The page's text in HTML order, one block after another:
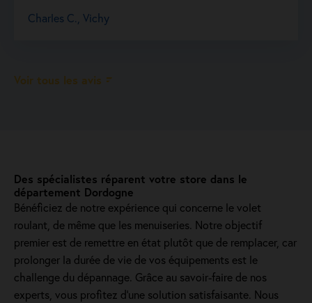
Des spécialistes réparent votre store dans le
département Dordogne
Bénéficiez de notre expérience qui concerne le volet
roulant, de même que les menuiseries. Notre objectif
premier est de remettre en état plutôt que de remplacer, car
prolonger la durée de vie de vos équipements est le
challenge du dépannage. Grâce au savoir-faire de nos
experts, vous profitez d'une solution satisfaisante. Nous
Charles C., Vichy
Voir tous les avis